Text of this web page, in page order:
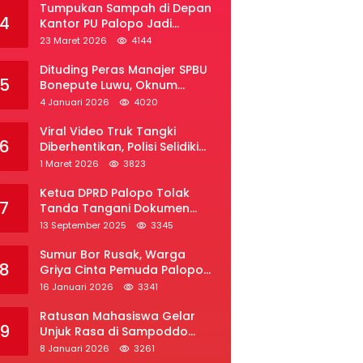
4
Tumpukan Sampah di Depan
Kantor PU Palopo Jadi
Sorotan, Warga Desak DLH
23 Maret 2026 4144
5
Dituding Peras Manajer SPBU
Bonepute Luwu, Oknum
Wartawan Angkat Bicara
4 Januari 2026 4020
6
Viral Video Truk Tangki
Diberhentikan, Polisi Selidiki
Dugaan Penyelundupan Solar
1 Maret 2026 3823
7
Ketua DPRD Palopo Tolak
Tanda Tangani Dokumen
Ranperda APBD Perubahan
13 September 2025 3345
8
Sumur Bor Rusak, Warga
Griya Cinta Pemuda Palopo
Desak Layanan Air Bersih
16 Januari 2026 3341
9
Ratusan Mahasiswa Gelar
Unjuk Rasa di Sampoddo
Palopo, Tuntut Pemekaran
8 Januari 2026 3261